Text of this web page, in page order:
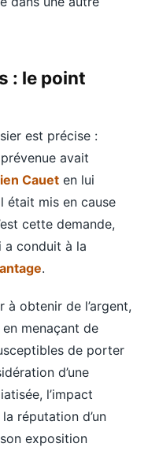
: le point
est précise :
prévenue avait
Cauet en lui
était mis en cause
cette demande,
a conduit à la
.
à obtenir de l’argent,
menaçant de
de porter
d’une
l’impact
réputation d’un
exposition